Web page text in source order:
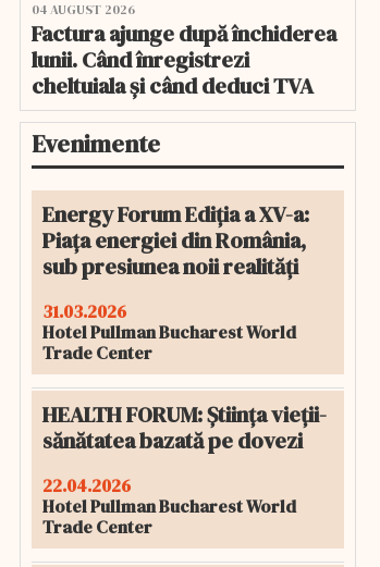
04 AUGUST 2026
Factura ajunge după închiderea
lunii. Când înregistrezi
cheltuiala și când deduci TVA
Evenimente
Energy Forum Ediția a XV-a:
Piața energiei din România,
sub presiunea noii realități
31.03.2026
Hotel Pullman Bucharest World
Trade Center
HEALTH FORUM: Știința vieții-
sănătatea bazată pe dovezi
22.04.2026
Hotel Pullman Bucharest World
Trade Center